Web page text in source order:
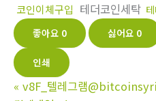
코인이체구입 테더코인세탁
좋아요 0 싫어요 0
인쇄
« v8F_텔레그램@bitcoinsyri